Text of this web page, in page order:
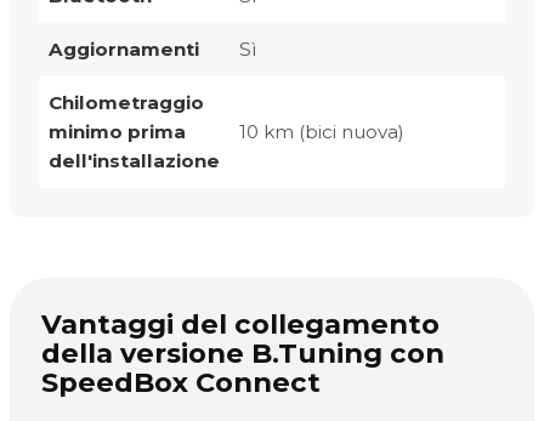
Aggiornamenti Sì
Chilometraggio
minimo prima
dell'installazione
10 km (bici nuova)
Vantaggi del collegamento
della versione B.Tuning con
SpeedBox Connect